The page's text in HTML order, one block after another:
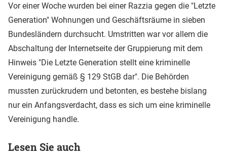
Vor einer Woche wurden bei einer Razzia gegen die "Letzte
Generation" Wohnungen und Geschäftsräume in sieben
Bundesländern durchsucht. Umstritten war vor allem die
Abschaltung der Internetseite der Gruppierung mit dem
Hinweis "Die Letzte Generation stellt eine kriminelle
Vereinigung gemäß § 129 StGB dar". Die Behörden
mussten zurückrudern und betonten, es bestehe bislang
nur ein Anfangsverdacht, dass es sich um eine kriminelle
Vereinigung handle.
Lesen Sie auch